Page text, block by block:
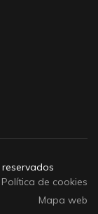
reservados
Política de cookies
Mapa web